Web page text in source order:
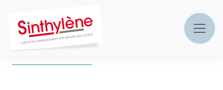
MAIN NAVIGATION
équipements de protection
ÉQUIPEMENTS DE PROTECTION